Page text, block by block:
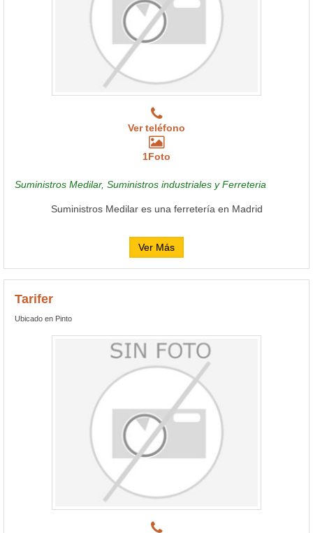
Ver teléfono
1Foto
Suministros Medilar, Suministros industriales y Ferreteria
Suministros Medilar es una ferretería en Madrid
Ver Más
Tarifer
Ubicado en Pinto